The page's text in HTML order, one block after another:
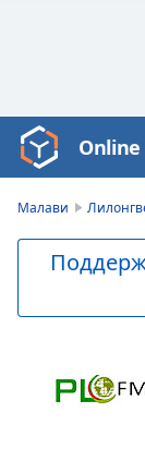
Video
Player
Skip
Forward
Online
Малави